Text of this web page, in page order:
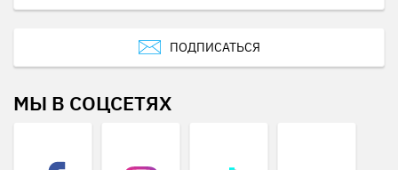
ПОДПИСАТЬСЯ
МЫ В СОЦСЕТЯХ